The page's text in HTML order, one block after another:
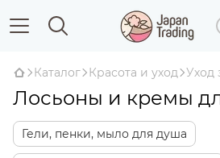
Каталог Красота и уход Уход
Лосьоны и кремы
Гели, пенки, мыло для душа